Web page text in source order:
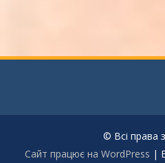
© Всі права
Сайт працює на WordPress |